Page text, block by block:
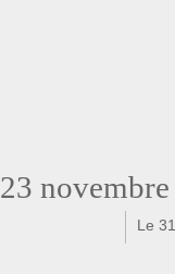
23
Le